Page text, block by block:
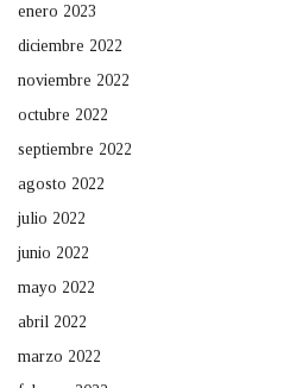
enero 2023
diciembre 2022
noviembre 2022
octubre 2022
septiembre 2022
agosto 2022
julio 2022
junio 2022
mayo 2022
abril 2022
marzo 2022